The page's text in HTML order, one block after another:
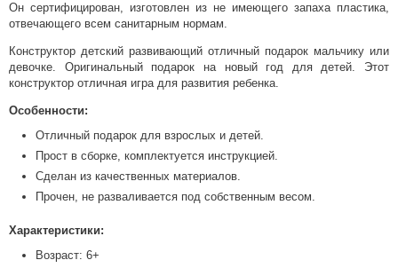
Он сертифицирован, изготовлен из не имеющего запаха пластика,
отвечающего всем санитарным нормам.
Конструктор детский развивающий отличный подарок мальчику или
девочке. Оригинальный подарок на новый год для детей. Этот
конструктор отличная игра для развития ребенка.
Особенности:
Отличный подарок для взрослых и детей.
Прост в сборке, комплектуется инструкцией.
Сделан из качественных материалов.
Прочен, не разваливается под собственным весом.
Характеристики:
Возраст: 6+